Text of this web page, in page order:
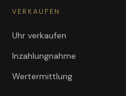
VERKAUFEN
Uhr verkaufen
Inzahlungnahme
Wertermittlung